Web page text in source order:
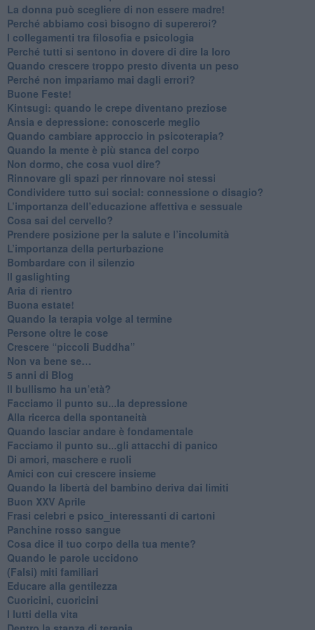
​La donna può scegliere di non essere madre!
​Perché abbiamo così bisogno di supereroi?
​I collegamenti tra filosofia e psicologia
​Perché tutti si sentono in dovere di dire la loro
​Quando crescere troppo presto diventa un peso
​Perché non impariamo mai dagli errori?
​Buone Feste!
​Kintsugi: quando le crepe diventano preziose
Ansia e depressione: conoscerle meglio
Quando cambiare approccio in psicoterapia?
​Quando la mente è più stanca del corpo
Non dormo, che cosa vuol dire?
​Rinnovare gli spazi per rinnovare noi stessi
​Condividere tutto sui social: connessione o disagio?
​L’importanza dell’educazione affettiva e sessuale
​Cosa sai del cervello?
Prendere posizione per la salute e l’incolumità
L’importanza della perturbazione
​Bombardare con il silenzio
Il gaslighting
Aria di rientro
Buona estate!
​Quando la terapia volge al termine
​Persone oltre le cose
​Crescere “piccoli Buddha”
Non va bene se…
​5 anni di Blog
​Il bullismo ha un’età?
Facciamo il punto su...la depressione
​Alla ricerca della spontaneità
​Quando lasciar andare è fondamentale
Facciamo il punto su...gli attacchi di panico
Di amori, maschere e ruoli
​Amici con cui crescere insieme
​Quando la libertà del bambino deriva dai limiti
Buon XXV Aprile
​Frasi celebri e psico_interessanti di cartoni
​Panchine rosso sangue
​Cosa dice il tuo corpo della tua mente?
​Quando le parole uccidono
​(Falsi) miti familiari
​Educare alla gentilezza
​Cuoricini, cuoricini
I lutti della vita